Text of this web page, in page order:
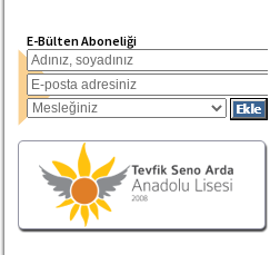
E-Bülten Aboneliği